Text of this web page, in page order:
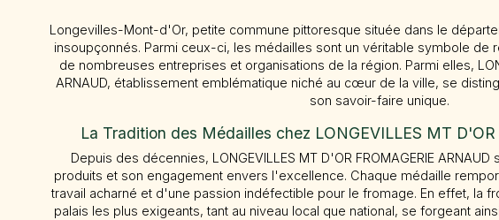
Longevilles-Mont-d'Or, petite commune pittoresque située dans le
insoupçonnés. Parmi ceux-ci, les médailles sont un véritable symbole de
de nombreuses entreprises et organisations de la région. Parmi elles,
ARNAUD, établissement emblématique niché au cœur de la ville, se
son savoir-faire unique.
La Tradition des Médailles chez LONGEVILLES MT
Depuis des décennies, LONGEVILLES MT D'OR FROMAGERIE
produits et son engagement envers l'excellence. Chaque médaille
travail acharné et d'une passion indéfectible pour le fromage. En effet, la
palais les plus exigeants, tant au niveau local que national, se forgeant